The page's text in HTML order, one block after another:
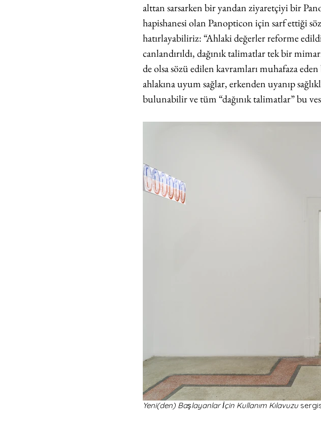
alttan sarsarken bir yandan ziyaretçiyi bir
hapishanesi olan Panopticon için sarf ettiği
hatırlayabiliriz: “Ahlaki değerler reforme
canlandırıldı, dağınık talimatlar tek bir
de olsa sözü edilen kavramları muhafaza
ahlakına uyum sağlar, erkenden uyanıp
bulunabilir ve tüm “dağınık talimatlar” bu
Yeni(den) Başlayanlar İçin Kullanım Kılavuzu